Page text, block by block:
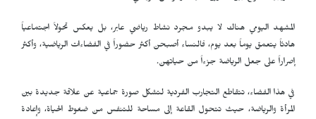
المشهد اليومي هناك لا يبدو مجرد نشاط رياضي عابر، بل يعكس تحولاً اجتماعياً
هادئاً يتعمق يوماً بعد يوم، فالنساء أصبحن أكثر حضوراً في الفضاءات الرياضية، وأكثر
إصراراً على جعل الرياضة جزءاً من حياتهن.
في هذا الفضاء، تتقاطع التجارب الفردية لتشكل صورة جماعية عن علاقة جديدة بين
المرأة والرياضة، حيث تتحول القاعة إلى مساحة للتنفس من ضغوط الحياة، وإعادة